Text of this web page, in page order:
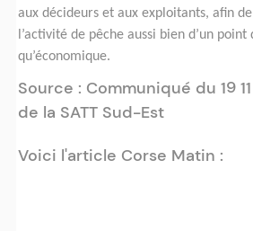
aux décideurs et aux exploitants, afin
l’activité de pêche aussi bien d’un
qu’économique.
Source : Communiqué du 19
de la SATT Sud-Est
Voici l'article Corse Matin :